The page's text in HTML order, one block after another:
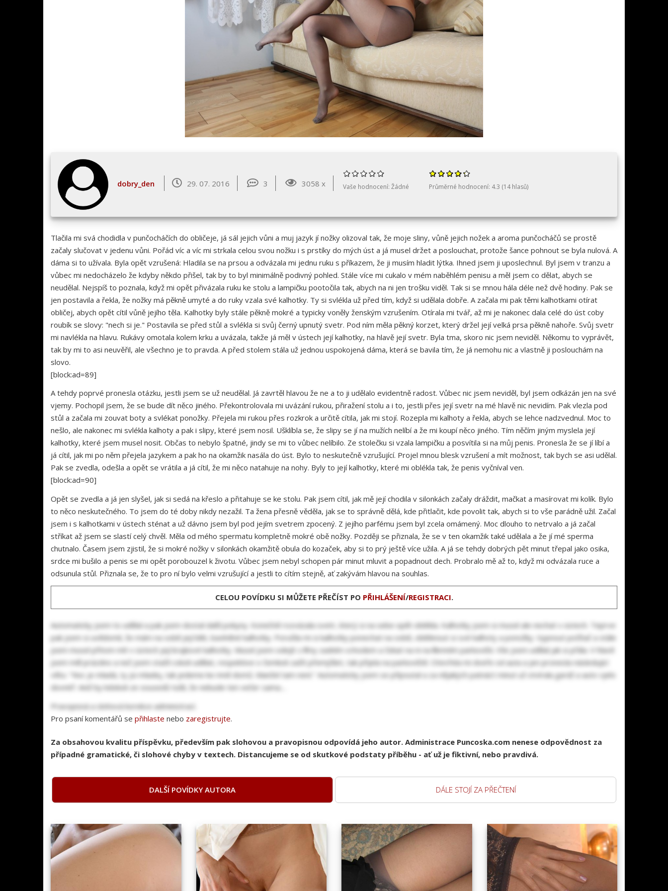
dobry_den 29. 07. 2016 3 3058 x Vaše hodnocení: Žádné Průměrné hodnocení: 4.3 (14hlasů)
Tlačila mi svá chodidla v punčocháčích do obličeje, já sál jejich vůni a muj jazyk jí nožky olizoval tak, že moje sliny, vůně jejich nožek a aroma punčocháčů se prostě
začaly slučovat v jedenu vůni. Pořád víc a víc mi strkala celou svou nožku i s prstíky do mých úst a já musel držet a poslouchat, protože šance pohnout se byla nulová. A
dáma si to užívala. Byla opět vzrušená: Hladila se na prsou a odvázala mi jednu ruku s příkazem, že ji musím hladit lýtka. Ihned jsem ji uposlechnul. Byl jsem v tranzu a
vůbec mi nedocházelo že kdyby někdo přišel, tak by to byl minimálně podivný pohled. Stále více mi cukalo v mém naběhlém penisu a měl jsem co dělat, abych se
neudělal. Nejspíš to poznala, když mi opět přivázala ruku ke stolu a lampičku pootočila tak, abych na ni jen trošku viděl. Tak si se mnou hála déle než dvě hodiny. Pak se
jen postavila a řekla, že nožky má pěkně umyté a do ruky vzala své kalhotky. Ty si svlékla už před tím, když si udělala dobře. A začala mi pak těmi kalhotkami otírat
obličej, abych opět cítil vůně jejího těla. Kalhotky byly stále pěkně mokré a typicky voněly ženským vzrušením. Otírala mi tvář, až mi je nakonec dala celé do úst coby
roubík se slovy: "nech si je." Postavila se před stůl a svlékla si svůj černý upnutý svetr. Pod ním měla pěkný korzet, který držel její velká prsa pěkně nahoře. Svůj svetr
mi navlékla na hlavu. Rukávy omotala kolem krku a uvázala, takže já měl v ústech její kalhotky, na hlavě její svetr. Byla tma, skoro nic jsem neviděl. Někomu to vyprávět,
tak by mi to asi neuvěřil, ale všechno je to pravda. A před stolem stála už jednou uspokojená dáma, která se bavila tím, že já nemohu nic a vlastně ji poslouchám na
slovo.
[block:ad=89]
A tehdy poprvé pronesla otázku, jestli jsem se už neudělal. Já zavrtěl hlavou že ne a to ji udělalo evidentně radost. Vůbec nic jsem neviděl, byl jsem odkázán jen na své
vjemy. Pochopil jsem, že se bude dít něco jiného. Překontrolovala mi uvázání rukou, přiražení stolu a i to, jestli přes její svetr na mé hlavě nic nevidím. Pak vlezla pod
stůl a začala mi zouvat boty a svlékat ponožky. Přejela mi rukou přes rozkrok a určitě cítila, jak mi stojí. Rozepla mi kalhoty a řekla, abych se lehce nadzvednul. Moc to
nešlo, ale nakonec mi svlékla kalhoty a pak i slipy, které jsem nosil. Ušklíbla se, že slipy se jí na mužích nelíbí a že mi koupí něco jiného. Tím něčím jiným myslela její
kalhotky, které jsem musel nosit. Občas to nebylo špatné, jindy se mi to vůbec nelíbilo. Ze stolečku si vzala lampičku a posvítila si na můj penis. Pronesla že se jí líbí a
já cítil, jak mi po něm přejela jazykem a pak ho na okamžik nasála do úst. Bylo to neskutečně vzrušující. Projel mnou blesk vzrušení a mít možnost, tak bych se asi udělal.
Pak se zvedla, odešla a opět se vrátila a já cítil, že mi něco natahuje na nohy. Byly to její kalhotky, které mi oblékla tak, že penis vyčníval ven.
[block:ad=90]
Opět se zvedla a já jen slyšel, jak si sedá na křeslo a přitahuje se ke stolu. Pak jsem cítil, jak mě její chodila v silonkách začaly dráždit, mačkat a masírovat mi kolík. Bylo
to něco neskutečného. To jsem do té doby nikdy nezažil. Ta žena přesně věděla, jak se to správně dělá, kde přitlačit, kde povolit tak, abych si to vše parádně užil. Začal
jsem i s kalhotkami v ústech sténat a už dávno jsem byl pod jejím svetrem zpocený. Z jejího parfému jsem byl zcela omámený. Moc dlouho to netrvalo a já začal
stříkat až jsem se slastí celý chvěl. Měla od mého spermatu kompletně mokré obě nožky. Později se přiznala, že se v ten okamžik také udělala a že jí mé sperma
chutnalo. Časem jsem zjistil, že si mokré nožky v silonkách okamžitě obula do kozaček, aby si to prý ještě více užila. A já se tehdy dobrých pět minut třepal jako osika,
srdce mi bušilo a penis se mi opět porobouzel k životu. Vůbec jsem nebyl schopen pár minut mluvit a popadnout dech. Probralo mě až to, když mi odvázala ruce a
odsunula stůl. Přiznala se, že to pro ní bylo velmi vzrušující a jestli to cítím stejně, ať zakývám hlavou na souhlas.
CELOU POVÍDKU SI MŮŽETE PŘEČÍST PO PŘIHLÁŠENÍ/REGISTRACI.
Automaticky jsem to udělal a pak jsem dostal další pokyny. Konečně rozvázala svetr, který si na sebe opět oblékla. Kalhotky jsem si musel ale nechat v ústech. Teprve
pak jsem si uvědomil, že mám na sobě její bílé, bavlněné kalhotky. Poručila mi si kalhotky ponechat na sobě, obléknout si své kalhoty a ponožky. Vypnout počítač a stále
jsem musel přitom mít v ústech její krajkové kalhotky. Musel jsem odejít z firmy zadním vchodem a čekat na ni na firemním parkovišti. Vše jsem udělal jak si přála. V hlavě
jsem měl prázdno a než jsem stačil cokoli udělat, respektive o čemkoli začít přemýšlet, tak přijela na parkoviště. Otevřela mi dveře od auta a jen pronesla následující
větu: "Noc je mladá, ty jsi mladej, tak jedeme ke mně domů. Manžel tam není." Automaticky jsem se připoutal a za nějakých patnáct minut už otvírala garáž a auto vjelo
dovnitř. Aniž by kdokoli ze sousedů tušil, že nebude ten večer sama....
Pravopisná a slohová korekce administrací.
Pro psaní komentářů se přihlaste nebo zaregistrujte.
Za obsahovou kvalitu příspěvku, především pak slohovou a pravopisnou odpovídá jeho autor. Administrace Puncoska.com nenese odpovědnost za
případné gramatické, či slohové chyby v textech. Distancujeme se od skutkové podstaty příběhu - ať už je fiktivní, nebo pravdivá.
DALŠÍ POVÍDKY AUTORA DÁLE STOJÍ ZA PŘEČTENÍ